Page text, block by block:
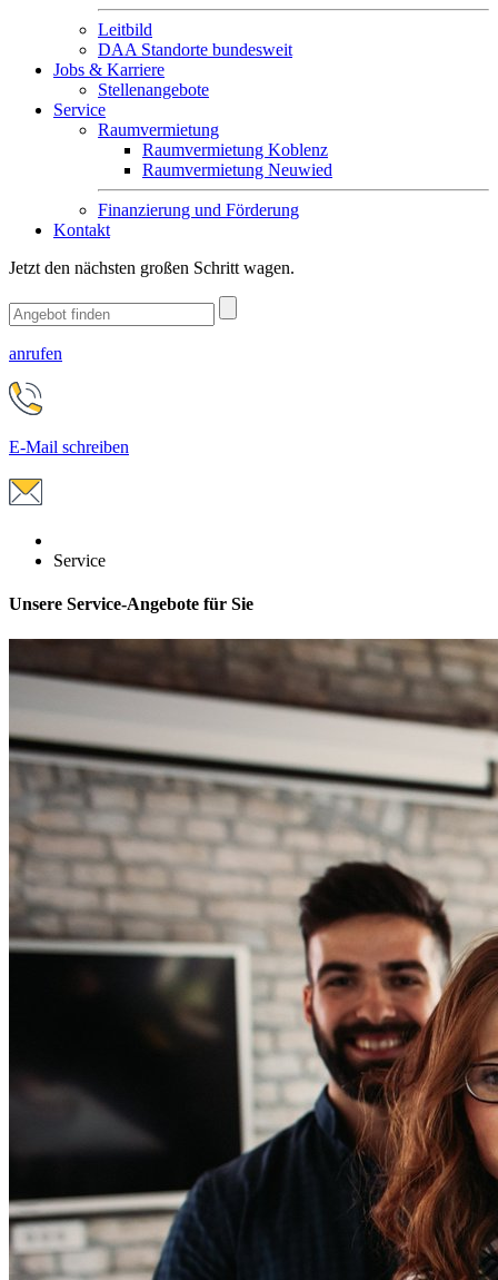
Leitbild
DAA Standorte bundesweit
Jobs & Karriere
Stellenangebote
Service
Raumvermietung
Raumvermietung Koblenz
Raumvermietung Neuwied
Finanzierung und Förderung
Kontakt
Jetzt den nächsten großen Schritt wagen.
anrufen
E-Mail schreiben
Service
Unsere Service-Angebote für Sie